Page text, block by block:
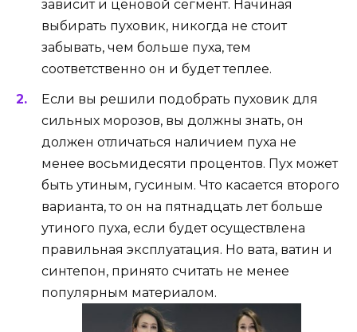
зависит и ценовой сегмент. Начиная
выбирать пуховик, никогда не стоит
забывать, чем больше пуха, тем
соответственно он и будет теплее.
Если вы решили подобрать пуховик для
сильных морозов, вы должны знать, он
должен отличаться наличием пуха не
менее восьмидесяти процентов. Пух может
быть утиным, гусиным. Что касается второго
варианта, то он на пятнадцать лет больше
утиного пуха, если будет осуществлена
правильная эксплуатация. Но вата, ватин и
синтепон, принято считать не менее
популярным материалом.